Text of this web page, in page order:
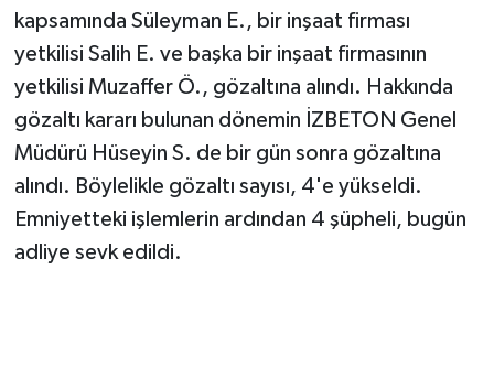
kapsamında Süleyman E., bir inşaat firması
yetkilisi Salih E. ve başka bir inşaat firmasının
yetkilisi Muzaffer Ö., gözaltına alındı. Hakkında
gözaltı kararı bulunan dönemin İZBETON Genel
Müdürü Hüseyin S. de bir gün sonra gözaltına
alındı. Böylelikle gözaltı sayısı, 4'e yükseldi.
Emniyetteki işlemlerin ardından 4 şüpheli, bugün
adliye sevk edildi.